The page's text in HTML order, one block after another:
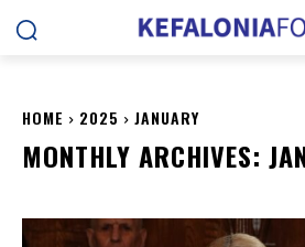
HOME 2025 JANUARY
MONTHLY ARCHIVES: